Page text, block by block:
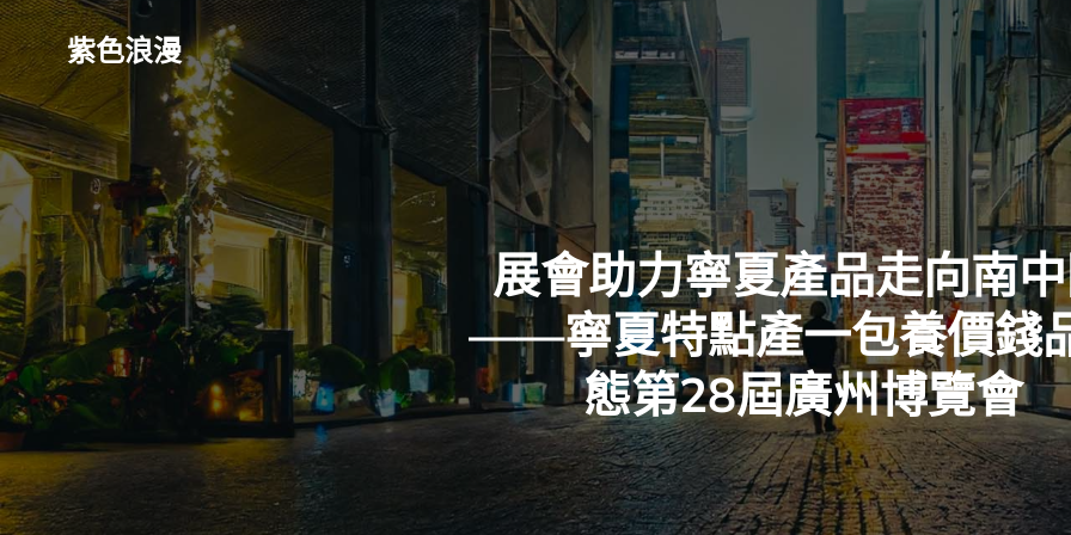
Skip
to
content
紫色浪漫
展會助力寧夏產品走向南
——寧夏特點產一包養價錢
態第28屆廣州博覽會